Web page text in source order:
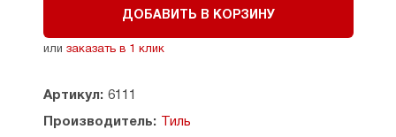
ДОБАВИТЬ В КОРЗИНУ
или заказать в 1 клик
Артикул: 6111
Производитель: Тиль